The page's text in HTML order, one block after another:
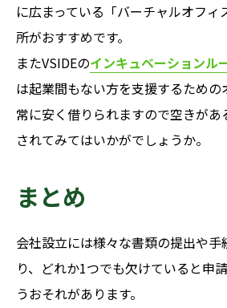
に広まっている「バーチャルオフィ
所がおすすめです。
またVSIDEのインキュベーションル
は起業間もない方を支援するため
常に安く借りられますので空きが
されてみてはいかがでしょうか。
まとめ
会社設立には様々な書類の提出や
り、どれか1つでも欠けていると申
うおそれがあります。